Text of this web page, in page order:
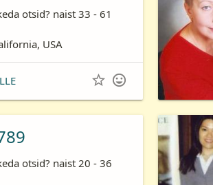
otsid? naist 33 - 61
USA
 
otsid? naist 20 - 36